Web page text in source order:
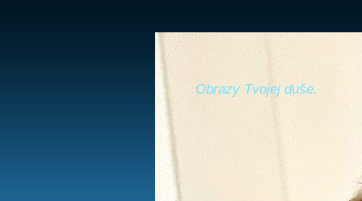
Obrazy Tvojej duše.